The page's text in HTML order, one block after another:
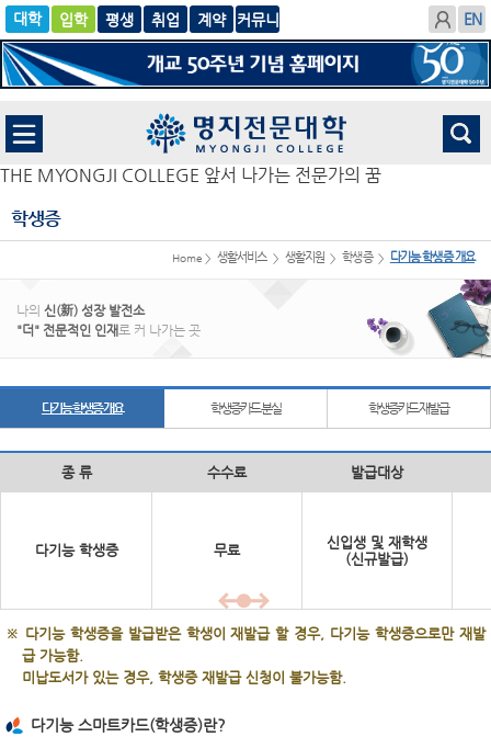
입학
글로
벌
평생 취업
계
약
THE MYONGJI COLLEGE 앞서 나가는 전문가의 꿈
학생증
Home > 생활서비스 > 생활지원 > 학생증 > 다기능 학생증 개요
나의 신(新) 성장 발전소
"더" 전문적인 인재로 커 나가는 곳
다기능 학생증 개요 학생증카드 분실 학생증카드 재발급
종 류 수수료 발급대상
다기능 학생증 무료
신입생 및 재학생
(신규발급)
※ 다기능 학생증을 발급받은 학생이 재발급 할 경우, 다기능 학생증으로만 재발
급 가능함.
미납도서가 있는 경우, 학생증 재발급 신청이 불가능함.
다기능 스마트카드(학생증)란?